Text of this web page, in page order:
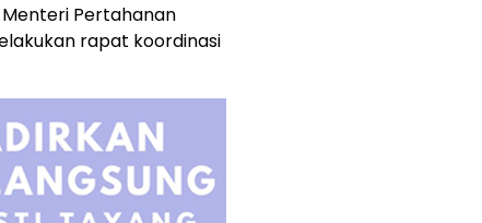
Pertahanan
rapat koordinasi